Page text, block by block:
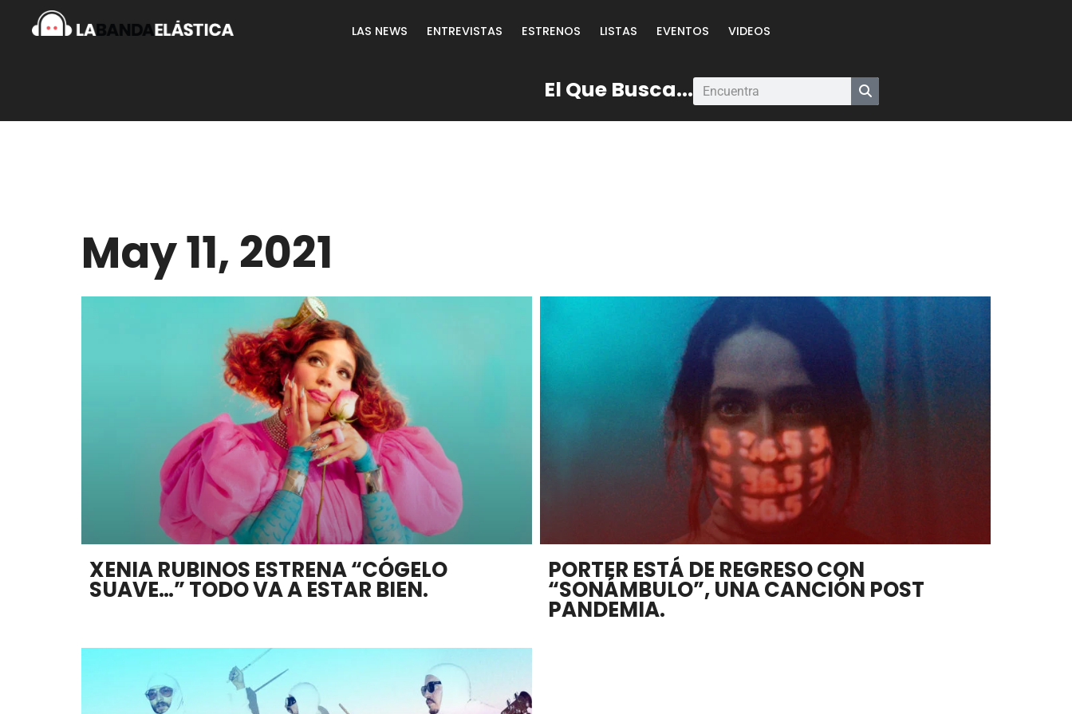
LAS NEWS ENTREVISTAS ESTRENOS LISTAS EVENTOS VIDEOS
El Que Busca...
May 11, 2021
XENIA RUBINOS ESTRENA “CÓGELO
SUAVE…” TODO VA A ESTAR BIEN.
PORTER ESTÁ DE REGRESO CON
“SONÁMBULO”, UNA CANCIÓN POST
PANDEMIA.